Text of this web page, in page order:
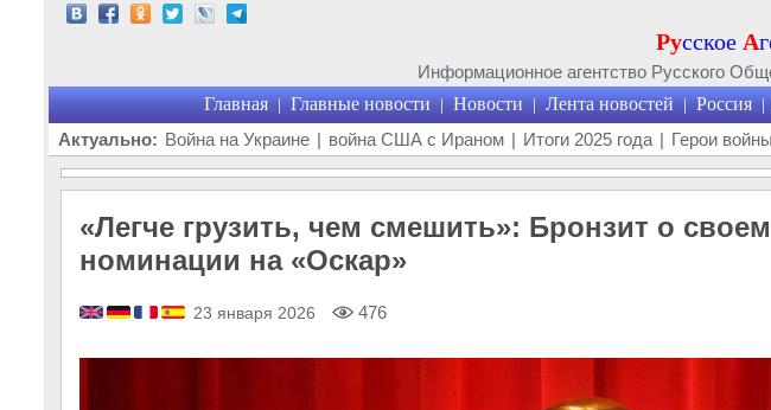
Русское А
Информационное агентство Русского
Главная | Главные новости | Новости | Лента новостей | Россия |
Актуально: Война на Украине | война США с Ираном | Итоги 2025 года | Герои
«Легче грузить, чем смешить»: Бронзит о
номинации на «Оскар»
23 января 2026 476